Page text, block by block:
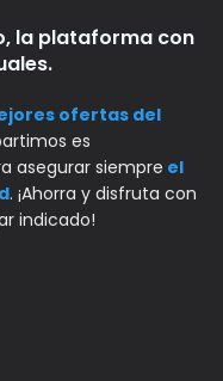
la plataforma con
ofertas del
es
asegurar siempre el
. ¡Ahorra y disfruta con
indicado!